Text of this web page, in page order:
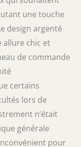
design
est idéale
à la
où les
une touche
design argenté
allure chic et
de commande
certains
lors de
n’était
générale
pour